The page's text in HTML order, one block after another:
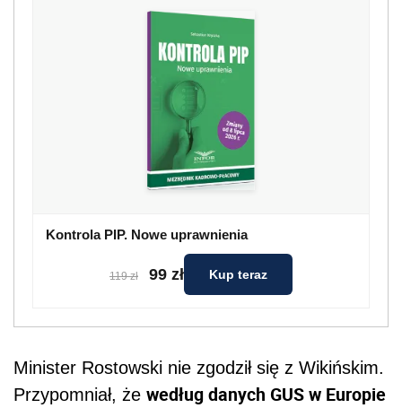
Kontrola PIP. Nowe uprawnienia
119 zł 99 zł Kup teraz
Minister Rostowski nie zgodził się z Wikińskim.
Przypomniał, że według danych GUS w Europie